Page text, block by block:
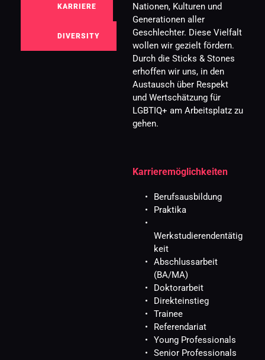
KARRIERE
DIVERSITY
Nationen, Kulturen und
Generationen aller
Geschlechter. Diese Vielfalt
wollen wir gezielt fördern.
Durch die Sticks & Stones
erhoffen wir uns, in den
Austausch über Respekt
und Wertschätzung für
LGBTIQ+ am Arbeitsplatz zu
gehen.
Karrieremöglichkeiten
Berufsausbildung
Praktika
Werkstudierendentätig
keit
Abschlussarbeit
(BA/MA)
Doktorarbeit
Direkteinstieg
Trainee
Referendariat
Young Professionals
Senior Professionals